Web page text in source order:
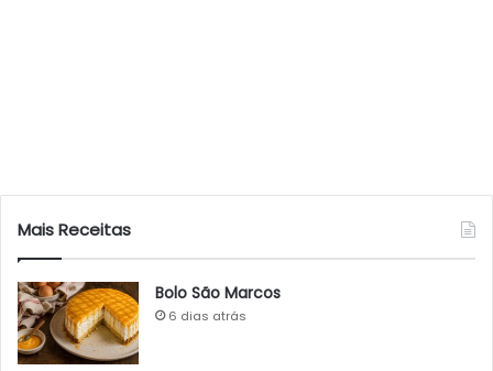
Mais Receitas
Bolo São Marcos
6 dias atrás